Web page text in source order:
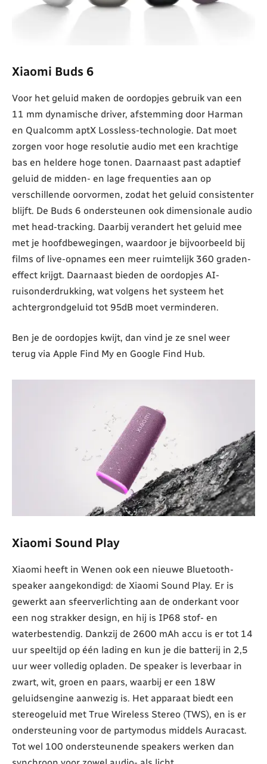
Xiaomi Buds 6
Voor het geluid maken de oordopjes gebruik van een
11 mm dynamische driver, afstemming door Harman
en Qualcomm aptX Lossless-technologie. Dat moet
zorgen voor hoge resolutie audio met een krachtige
bas en heldere hoge tonen. Daarnaast past adaptief
geluid de midden- en lage frequenties aan op
verschillende oorvormen, zodat het geluid consistenter
blijft. De Buds 6 ondersteunen ook dimensionale audio
met head-tracking. Daarbij verandert het geluid mee
met je hoofdbewegingen, waardoor je bijvoorbeeld bij
films of live-opnames een meer ruimtelijk 360 graden-
effect krijgt. Daarnaast bieden de oordopjes AI-
ruisonderdrukking, wat volgens het systeem het
achtergrondgeluid tot 95dB moet verminderen.
Ben je de oordopjes kwijt, dan vind je ze snel weer
terug via Apple Find My en Google Find Hub.
Xiaomi Sound Play
Xiaomi heeft in Wenen ook een nieuwe Bluetooth-
speaker aangekondigd: de Xiaomi Sound Play. Er is
gewerkt aan sfeerverlichting aan de onderkant voor
een nog strakker design, en hij is IP68 stof- en
waterbestendig. Dankzij de 2600 mAh accu is er tot 14
uur speeltijd op één lading en kun je die batterij in 2,5
uur weer volledig opladen. De speaker is leverbaar in
zwart, wit, groen en paars, waarbij er een 18W
geluidsengine aanwezig is. Het apparaat biedt een
stereogeluid met True Wireless Stereo (TWS), en is er
ondersteuning voor de partymodus middels Auracast.
Tot wel 100 ondersteunende speakers werken dan